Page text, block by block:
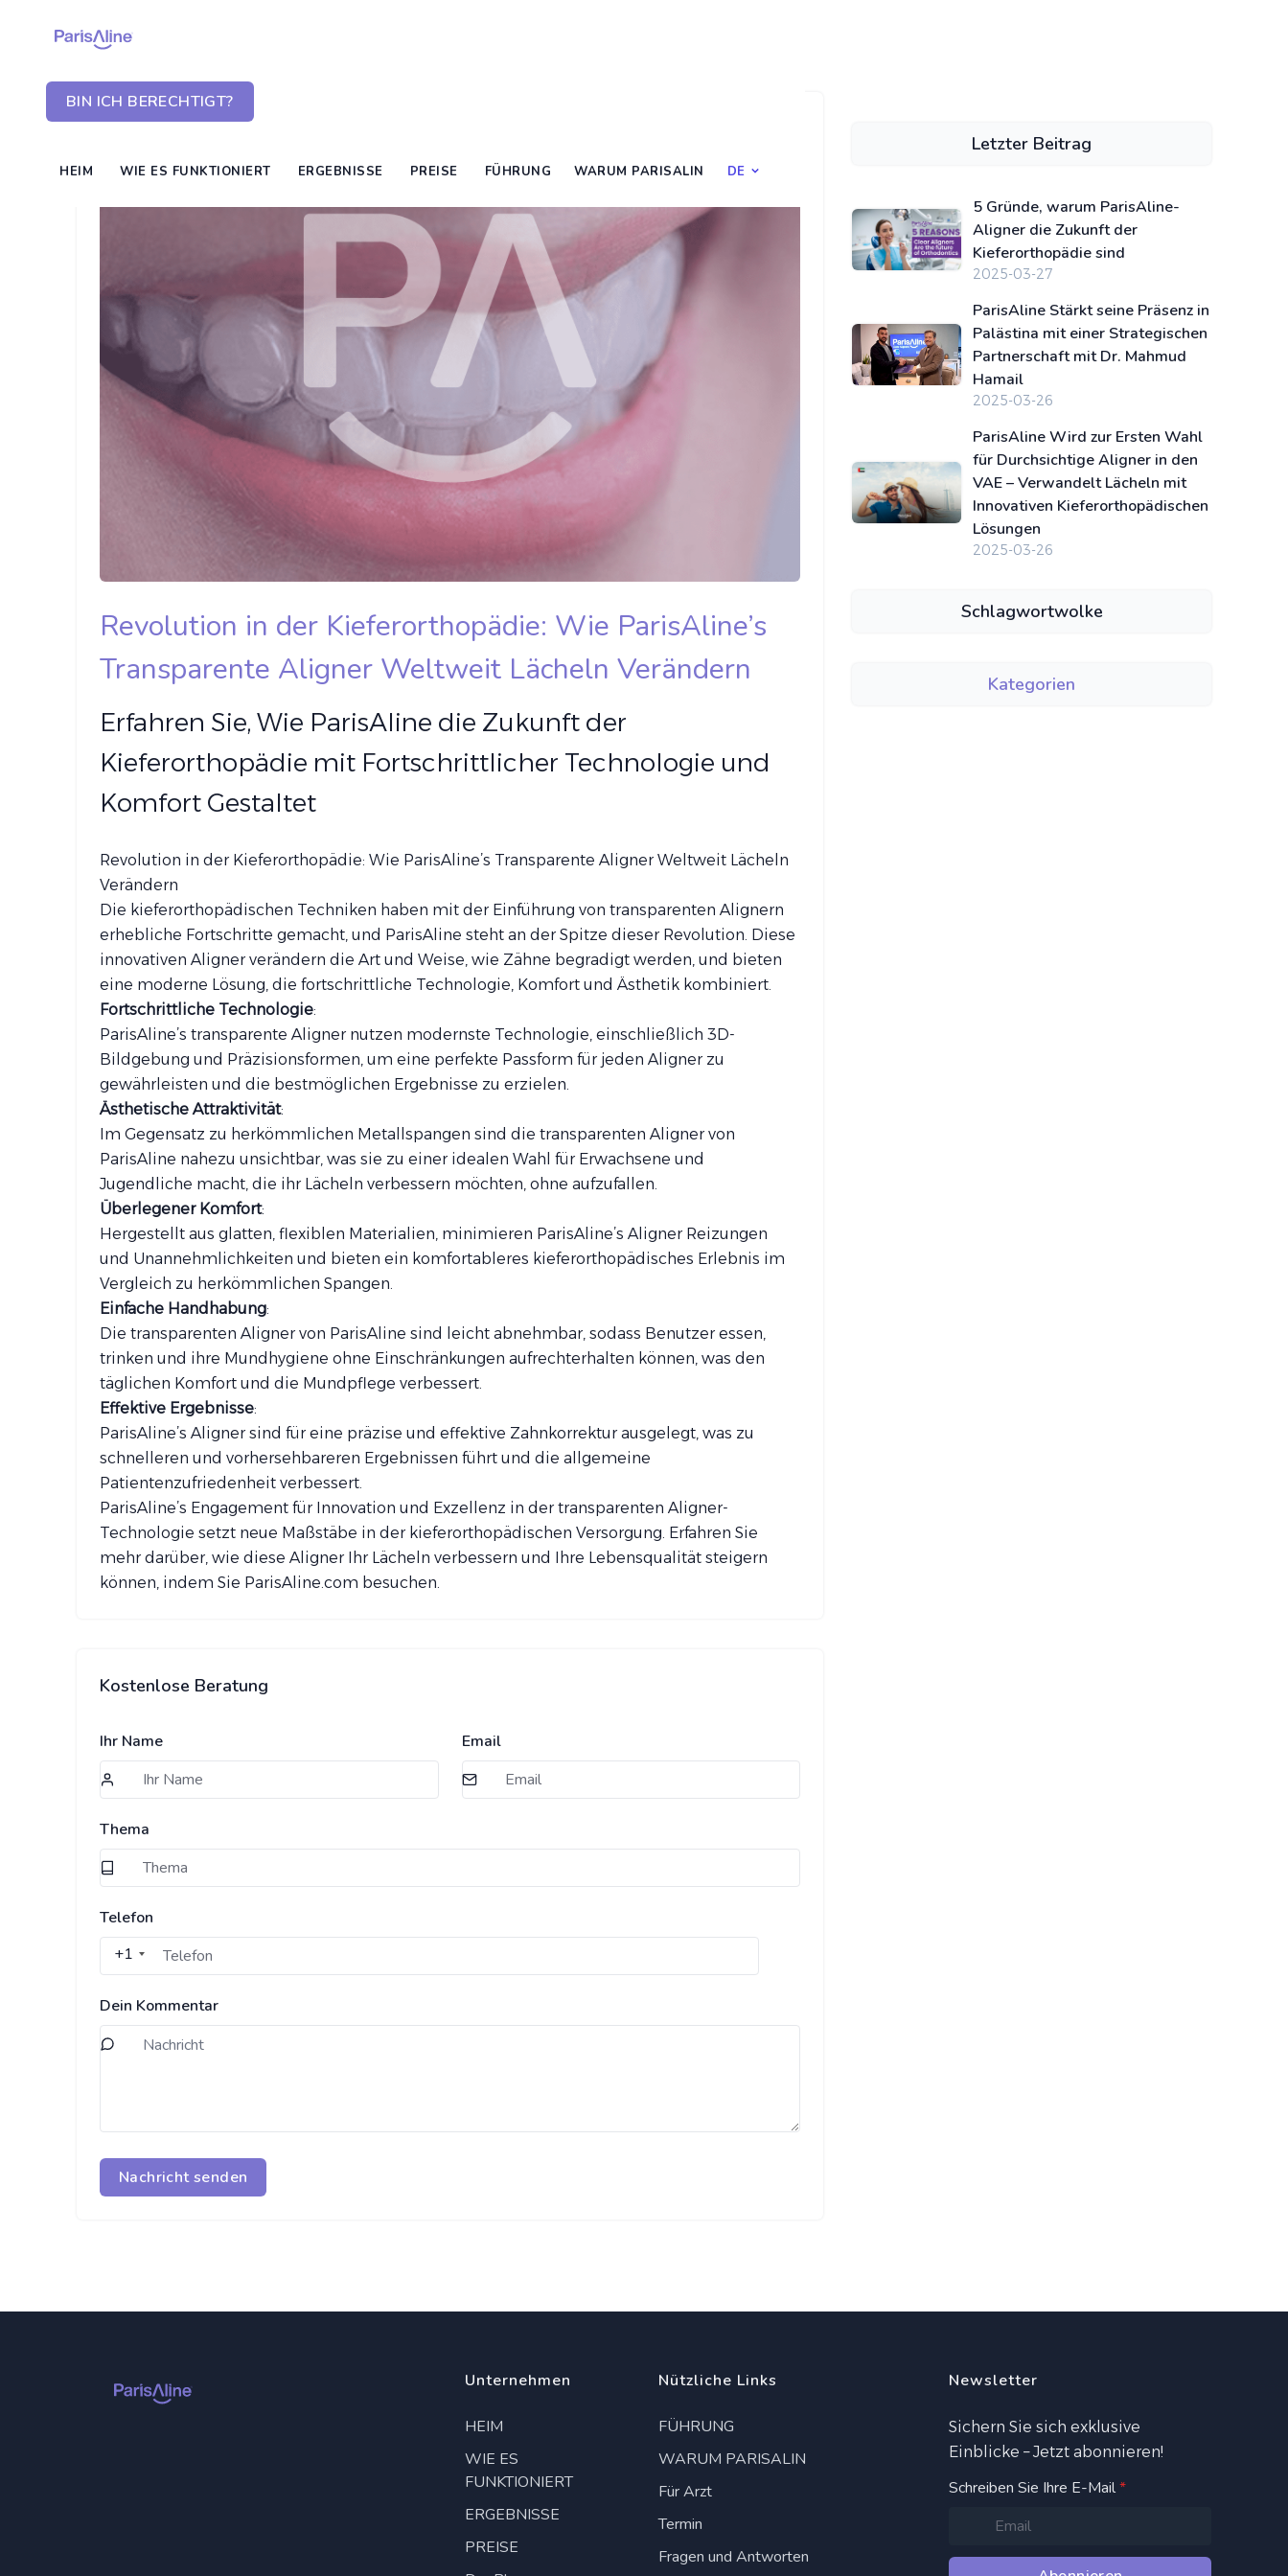
BIN ICH BERECHTIGT?
HEIM WIE ES FUNKTIONIERT ERGEBNISSE PREISE FÜHRUNG WARUM PARISALIN DE
Revolution in der Kieferorthopädie: Wie ParisAline’s
Transparente Aligner Weltweit Lächeln Verändern
Erfahren Sie, Wie ParisAline die Zukunft der
Kieferorthopädie mit Fortschrittlicher Technologie und
Komfort Gestaltet
Revolution in der Kieferorthopädie: Wie ParisAline’s Transparente Aligner Weltweit Lächeln
Verändern
Die kieferorthopädischen Techniken haben mit der Einführung von transparenten Alignern
erhebliche Fortschritte gemacht, und ParisAline steht an der Spitze dieser Revolution. Diese
innovativen Aligner verändern die Art und Weise, wie Zähne begradigt werden, und bieten
eine moderne Lösung, die fortschrittliche Technologie, Komfort und Ästhetik kombiniert.
Fortschrittliche Technologie:
ParisAline’s transparente Aligner nutzen modernste Technologie, einschließlich 3D-
Bildgebung und Präzisionsformen, um eine perfekte Passform für jeden Aligner zu
gewährleisten und die bestmöglichen Ergebnisse zu erzielen.
Ästhetische Attraktivität:
Im Gegensatz zu herkömmlichen Metallspangen sind die transparenten Aligner von
ParisAline nahezu unsichtbar, was sie zu einer idealen Wahl für Erwachsene und
Jugendliche macht, die ihr Lächeln verbessern möchten, ohne aufzufallen.
Überlegener Komfort:
Hergestellt aus glatten, flexiblen Materialien, minimieren ParisAline’s Aligner Reizungen
und Unannehmlichkeiten und bieten ein komfortableres kieferorthopädisches Erlebnis im
Vergleich zu herkömmlichen Spangen.
Einfache Handhabung:
Die transparenten Aligner von ParisAline sind leicht abnehmbar, sodass Benutzer essen,
trinken und ihre Mundhygiene ohne Einschränkungen aufrechterhalten können, was den
täglichen Komfort und die Mundpflege verbessert.
Effektive Ergebnisse:
ParisAline’s Aligner sind für eine präzise und effektive Zahnkorrektur ausgelegt, was zu
schnelleren und vorhersehbareren Ergebnissen führt und die allgemeine
Patientenzufriedenheit verbessert.
ParisAline’s Engagement für Innovation und Exzellenz in der transparenten Aligner-
Technologie setzt neue Maßstäbe in der kieferorthopädischen Versorgung. Erfahren Sie
mehr darüber, wie diese Aligner Ihr Lächeln verbessern und Ihre Lebensqualität steigern
können, indem Sie ParisAline.com besuchen.
Kostenlose Beratung
Ihr Name Email
Thema
Telefon
+1
Dein Kommentar
Nachricht senden
Letzter Beitrag
5 Gründe, warum ParisAline-
Aligner die Zukunft der
Kieferorthopädie sind
2025-03-27
ParisAline Stärkt seine Präsenz in
Palästina mit einer Strategischen
Partnerschaft mit Dr. Mahmud
Hamail
2025-03-26
ParisAline Wird zur Ersten Wahl
für Durchsichtige Aligner in den
VAE – Verwandelt Lächeln mit
Innovativen Kieferorthopädischen
Lösungen
2025-03-26
Schlagwortwolke
Kategorien
Unternehmen
HEIM
WIE ES
FUNKTIONIERT
ERGEBNISSE
PREISE
Nützliche Links
FÜHRUNG
WARUM PARISALIN
Für Arzt
Termin
Fragen und Antworten
Newsletter
Sichern Sie sich exklusive
Einblicke – Jetzt abonnieren!
Schreiben Sie Ihre E-Mail*